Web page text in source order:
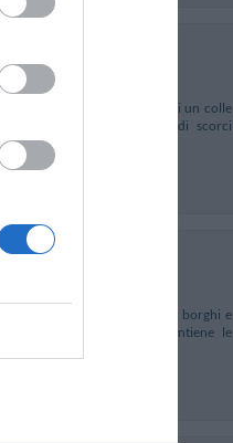
e Arezzo, sul grazioso lato di un colle
XIV secolo offre splendidi scorci
minuti dai più importanti borghi e
medievale, l'albergo mantiene le